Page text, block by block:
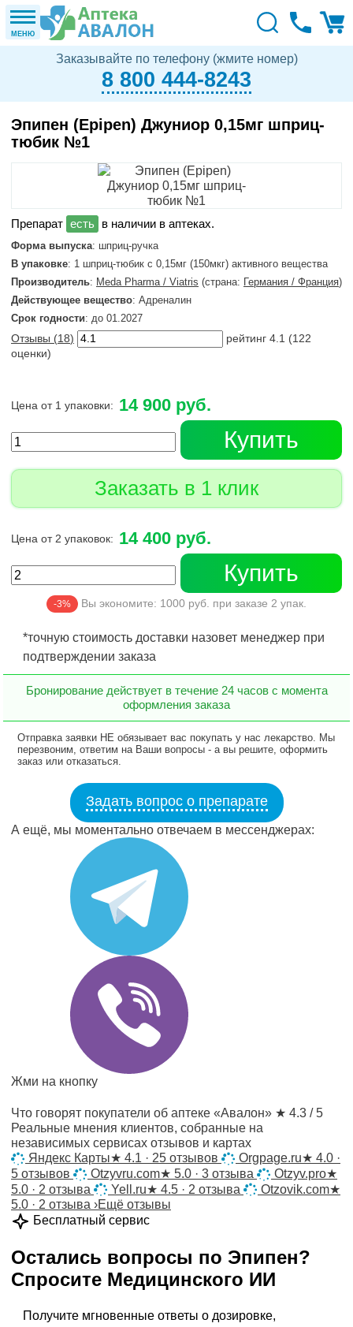
МЕНЮ
Заказывайте по телефону (жмите номер)
8 800 444-8243
Эпипен (Epipen) Джуниор 0,15мг шприц-
тюбик №1
в наличии в аптеках.
Форма выпуска: шприц-ручка
В упаковке: 1 шприц-тюбик с 0,15мг (150мкг) активного вещества
Производитель: Meda Pharma / Viatris (страна: Германия / Франция)
Действующее вещество: Адреналин
Срок годности: до 01.2027
Отзывы (18) рейтинг 4.1 (122
оценки)
Цена от 1 упаковки: 14 900 руб.
Купить
Заказать в 1 клик
Цена от 2 упаковок: 14 400 руб.
Купить
-3% Вы экономите: 1000 руб. при заказе 2 упак.
*точную стоимость доставки назовет менеджер при
подтверждении заказа
Бронирование действует в течение 24 часов с момента
оформления заказа
Отправка заявки НЕ обязывает вас покупать у нас лекарство. Мы
перезвоним, ответим на Ваши вопросы - а вы решите, оформить
заказ или отказаться.
Задать вопрос о препарате
А ещё, мы моментально отвечаем в мессенджерах:
Жми на кнопку
Что говорят покупатели об аптеке «Авалон» ★ 4.3 / 5
Реальные мнения клиентов, собранные на
независимых сервисах отзывов и картах
Яндекс Карты★ 4.1 · 25 отзывов Orgpage.ru★ 4.0 ·
5 отзывов
Otzyvru.com★ 5.0 · 3 отзыва Otzyv.pro★
5.0 · 2 отзыва
Yell.ru★ 4.5 · 2 отзыва Otzovik.com★
5.0 · 2 отзыва ›Ещё отзывы
Бесплатный сервис
Остались вопросы по Эпипен?
Спросите Медицинского ИИ
Получите мгновенные ответы о дозировке,